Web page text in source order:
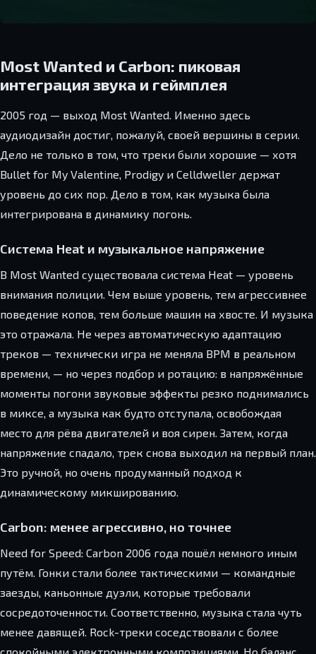
Most Wanted и Carbon: пиковая
интеграция звука и геймплея
2005 год — выход Most Wanted. Именно здесь
аудиодизайн достиг, пожалуй, своей вершины в серии.
Дело не только в том, что треки были хорошие — хотя
Bullet for My Valentine, Prodigy и Celldweller держат
уровень до сих пор. Дело в том, как музыка была
интегрирована в динамику погонь.
Система Heat и музыкальное напряжение
В Most Wanted существовала система Heat — уровень
внимания полиции. Чем выше уровень, тем агрессивнее
поведение копов, тем больше машин на хвосте. И музыка
это отражала. Не через автоматическую адаптацию
треков — технически игра не меняла BPM в реальном
времени, — но через подбор и ротацию: в напряжённые
моменты погони звуковые эффекты резко поднимались
в миксе, а музыка как будто отступала, освобождая
место для рёва двигателей и воя сирен. Затем, когда
напряжение спадало, трек снова выходил на первый план.
Это ручной, но очень продуманный подход к
динамическому микшированию.
Carbon: менее агрессивно, но точнее
Need for Speed: Carbon 2006 года пошёл немного иным
путём. Гонки стали более тактическими — командные
заезды, каньонные дуэли, которые требовали
сосредоточенности. Соответственно, музыка стала чуть
менее давящей. Rock-треки соседствовали с более